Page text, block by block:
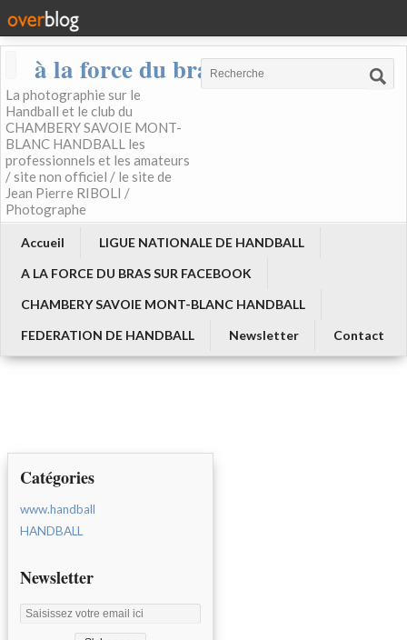
à la force du bras
La photographie sur le
Handball et le club du
CHAMBERY SAVOIE MONT-
BLANC HANDBALL les
professionnels et les amateurs
/ site non officiel / le site de
Jean Pierre RIBOLI /
Photographe
Accueil
LIGUE NATIONALE DE HANDBALL
A LA FORCE DU BRAS SUR FACEBOOK
CHAMBERY SAVOIE MONT-BLANC HANDBALL
FEDERATION DE HANDBALL
Newsletter Contact
Catégories
www.handball
HANDBALL
Newsletter